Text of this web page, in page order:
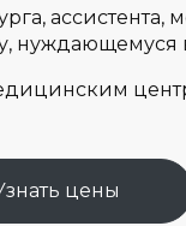
ассистента,
цены